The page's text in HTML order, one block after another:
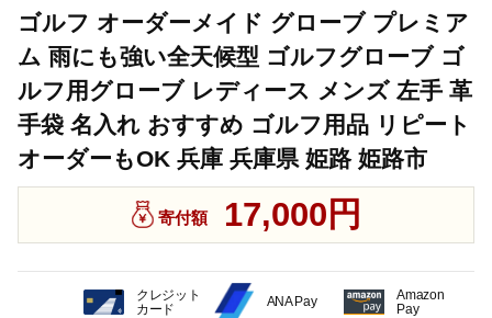
ゴルフ オーダーメイド グローブ プレミア
ム 雨にも強い全天候型 ゴルフグローブ ゴ
ルフ用グローブ レディース メンズ 左手 革
手袋 名入れ おすすめ ゴルフ用品 リピート
オーダーもOK 兵庫 兵庫県 姫路 姫路市
寄付額 17,000円
クレジット
カード
ANA Pay
Amazon
Pay